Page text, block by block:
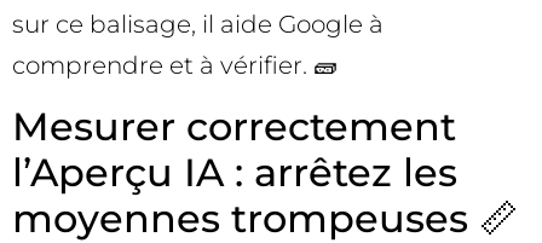
sur ce balisage, il aide Google à
comprendre et à vérifier. 🧱
Mesurer correctement
l’Aperçu IA : arrêtez les
moyennes trompeuses 📏